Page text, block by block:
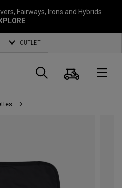
, Fairways, Irons and Hybrids
OUTLET
Panier